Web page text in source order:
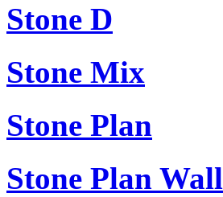
Stone D
Stone Mix
Stone Plan
Stone Plan Wall